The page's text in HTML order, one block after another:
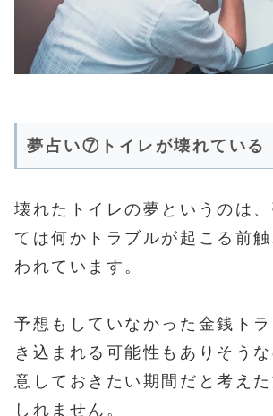
夢占い⑦トイレが壊れている
壊れたトイレの夢というのは
ては何かトラブルが起こる前
われています。
予想もしていなかった金銭ト
き込まれる可能性もありそう
意しておきたい期間だと考え
しれません。